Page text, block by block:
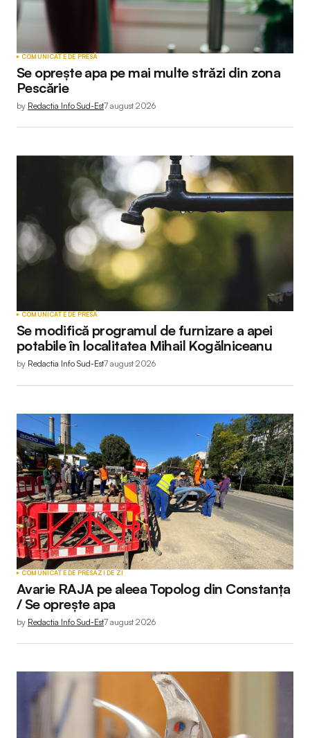
COMUNICATE DE PRESĂ
Se oprește apa pe mai multe străzi din zona
Pescărie
by Redactia Info Sud-Est7 august 2026
COMUNICATE DE PRESĂ
Se modifică programul de furnizare a apei
potabile în localitatea Mihail Kogălniceanu
by Redactia Info Sud-Est7 august 2026
COMUNICATE DE PRESĂZI DE ZI
Avarie RAJA pe aleea Topolog din Constanța
/ Se oprește apa
by Redactia Info Sud-Est7 august 2026